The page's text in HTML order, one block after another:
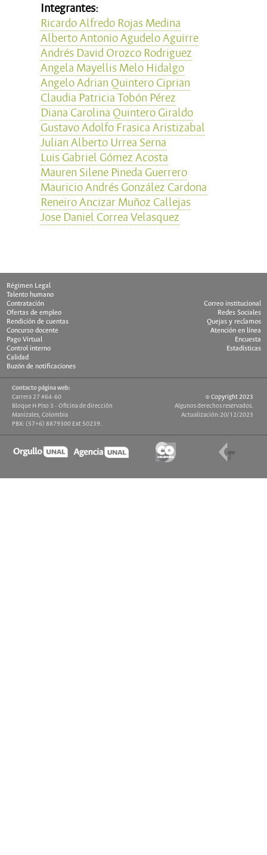
Integrantes:
Ricardo Alfredo Rojas Medina
Alberto Antonio Agudelo Aguirre
Andrés David Orozco Rodriguez
Angela Mayellis Melo Hidalgo
Angelo Adrian Quintero Ciprian
Claudia Patricia Tobón Pérez
Diana Carolina Quintero Giraldo
Gustavo Adolfo Frasica Aristizabal
Julian Alberto Urrea Serna
Luis Gabriel Gómez Acosta
Mauren Silene Pineda Guerrero
Mauricio Andrés González Cardona
Reneiro Ancizar Muñoz Callejas
Jose Daniel Correa Velasquez
Régimen Legal
Talento humano
Contratación
Ofertas de empleo
Rendición de cuentas
Concurso docente
Pago Virtual
Control interno
Calidad
Buzón de notificaciones
Correo institucional
Redes Sociales
Quejas y reclamos
Atención en línea
Encuesta
Estadísticas
Contacto página web:
Carrera 27 #64-60
Bloque H Piso 3 - Oficina de dirección
Manizales, Colombia
PBX: (57+6) 8879300 Ext 50239.
© Copyright 2023
Algunos derechos reservados.
Actualización:20/12/2023